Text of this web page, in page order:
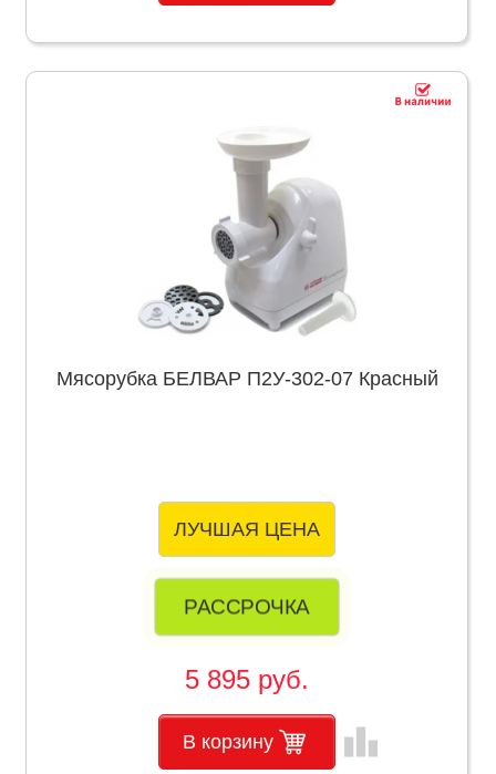
Мясорубка БЕЛВАР П2У-302-07 Красный
ЛУЧШАЯ ЦЕНА
РАССРОЧКА
5 895 руб.
В корзину leaderboard